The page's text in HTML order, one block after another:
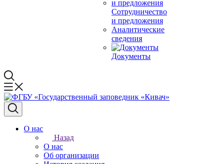
Сотрудничество
и предложения
Аналитические
сведения
Документы
О нас
Назад
О нас
Об организации